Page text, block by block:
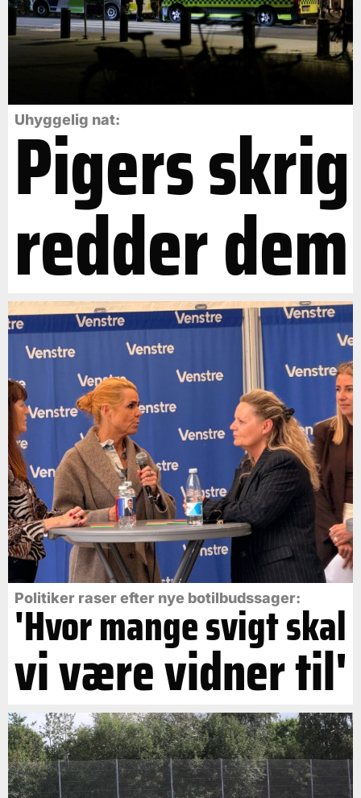
Uhyggelig nat:
Pigers skrig
redder dem
Politiker raser efter nye botilbudssager:
'Hvor mange svigt skal
vi være vidner til'